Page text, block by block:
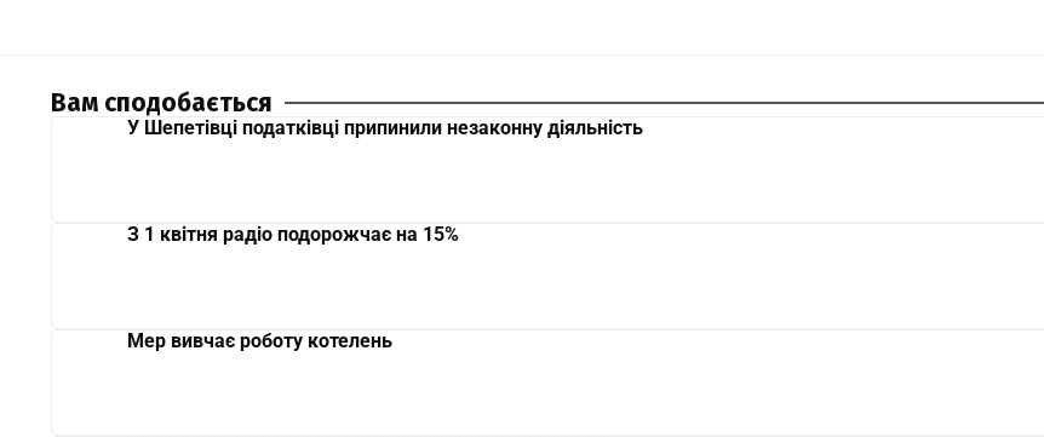
Вам сподобається
У Шепетівці податківці припинили незаконну діяльність
З 1 квітня радіо подорожчає на 15%
Мер вивчає роботу котелень